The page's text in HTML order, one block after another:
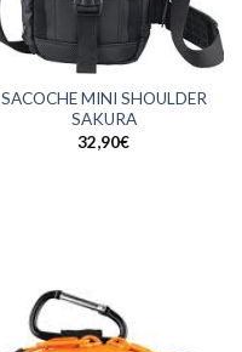
SACOCHE MINI SHOULDER
SAKURA
32,90€